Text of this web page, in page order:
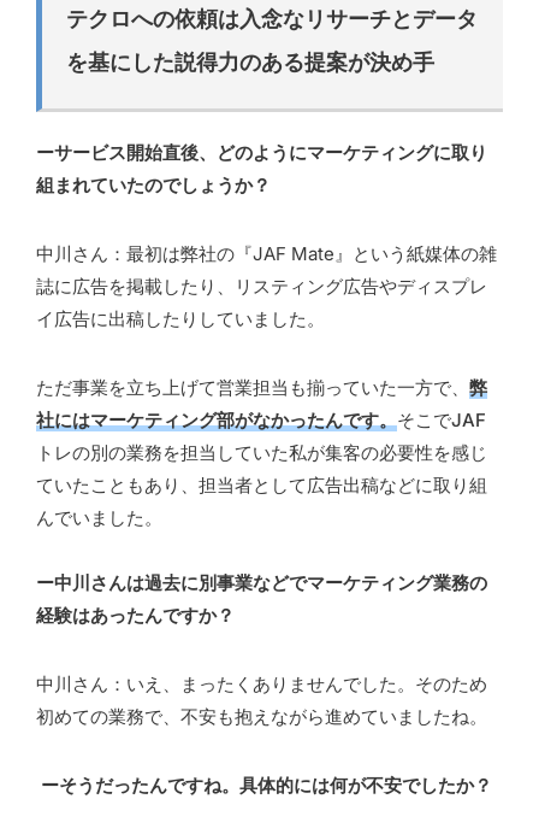
テクロへの依頼は入念なリサーチとデータ
を基にした説得力のある提案が決め手
ーサービス開始直後、どのようにマーケティングに取り
組まれていたのでしょうか？
中川さん：最初は弊社の『JAF Mate』という紙媒体の雑
誌に広告を掲載したり、リスティング広告やディスプレ
イ広告に出稿したりしていました。
ただ事業を立ち上げて営業担当も揃っていた一方で、 弊
社にはマーケティング部がなかったんです。そこでJAF
トレの別の業務を担当していた私が集客の必要性を感じ
ていたこともあり、担当者として広告出稿などに取り組
んでいました。
ー中川さんは過去に別事業などでマーケティング業務の
経験はあったんですか？
中川さん：いえ、まったくありませんでした。そのため
初めての業務で、不安も抱えながら進めていましたね。
ーそうだったんですね。具体的には何が不安でしたか？